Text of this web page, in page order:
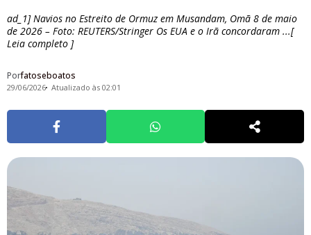
ad_1] Navios no Estreito de Ormuz em Musandam, Omã 8 de maio
de 2026 – Foto: REUTERS/Stringer Os EUA e o Irã concordaram ...[
Leia completo ]
Porfatoseboatos
29/06/2026 Atualizado às 02:01